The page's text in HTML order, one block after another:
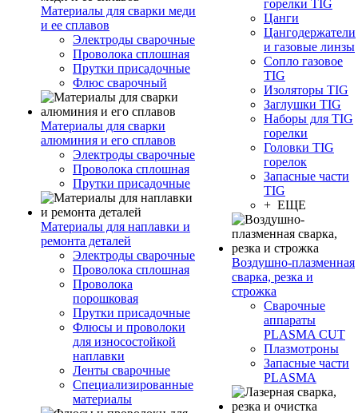
Материалы для сварки меди
и ее сплавов
Электроды сварочные
Проволока сплошная
Прутки присадочные
Флюс сварочный
Материалы для сварки
алюминия и его сплавов
Электроды сварочные
Проволока сплошная
Прутки присадочные
Материалы для наплавки и
ремонта деталей
Электроды сварочные
Проволока сплошная
Проволока
порошковая
Прутки присадочные
Флюсы и проволоки
для износостойкой
наплавки
Ленты сварочные
Специализированные
материалы
горелки TIG
Цанги
Цангодержатели
и газовые линзы
Сопло газовое
TIG
Изоляторы TIG
Заглушки TIG
Наборы для TIG
горелки
Головки TIG
горелок
Запасные части
TIG
+ ЕЩЕ
Воздушно-плазменная
сварка, резка и
строжка
Сварочные
аппараты
PLASMA CUT
Плазмотроны
Запасные части
PLASMA